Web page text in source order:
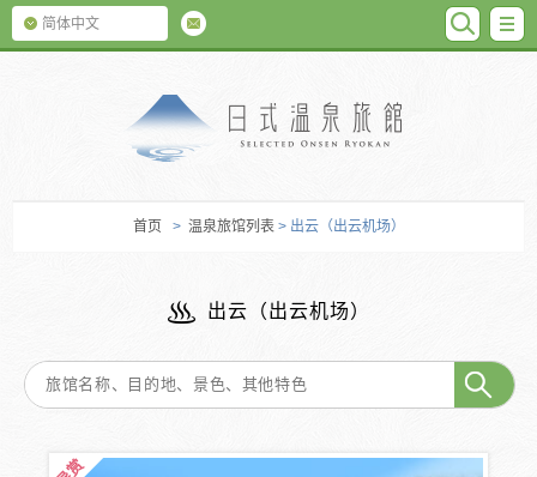
简体中文
首页 > 温泉旅馆列表 > 出云（出云机场）
出云（出云机场）